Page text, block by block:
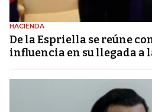
HACIENDA
De la Espriella se reúne
influencia en su llegada a